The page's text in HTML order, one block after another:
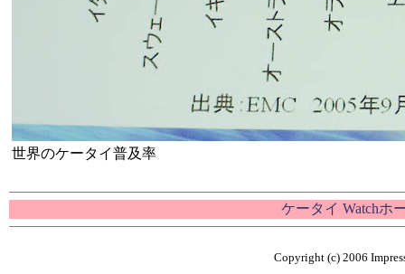
世界のケータイ普及率
ケータイ Watchホ
Copyright (c) 2006